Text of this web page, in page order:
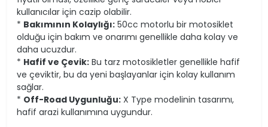
kullanıcılar için cazip olabilir.
* Bakımının Kolaylığı: 50cc motorlu bir motosiklet
olduğu için bakım ve onarımı genellikle daha kolay ve
daha ucuzdur.
* Hafif ve Çevik: Bu tarz motosikletler genellikle hafif
ve çeviktir, bu da yeni başlayanlar için kolay kullanım
sağlar.
* Off-Road Uygunluğu: X Type modelinin tasarımı,
hafif arazi kullanımına uygundur.